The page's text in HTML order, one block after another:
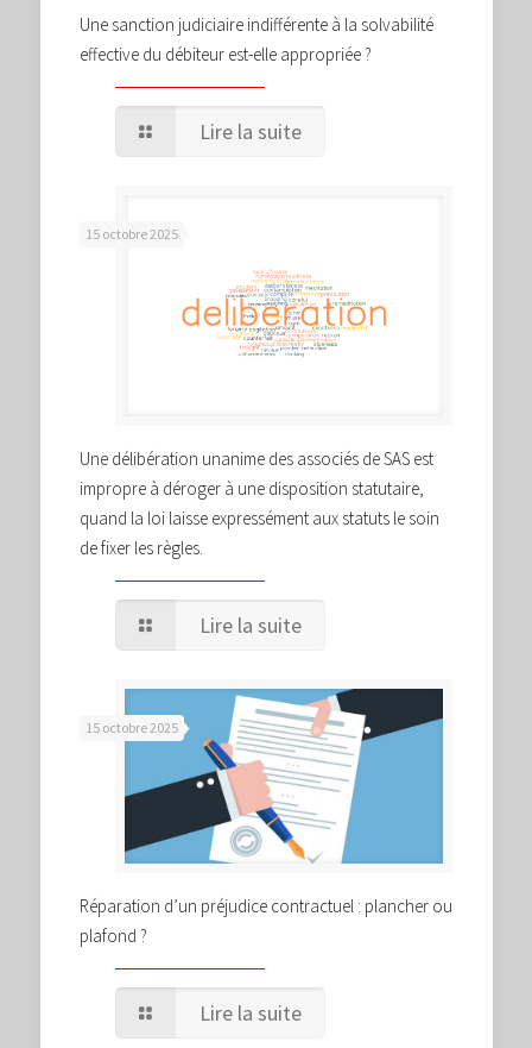
Une sanction judiciaire indifférente à la solvabilité
effective du débiteur est-elle appropriée ?
Lire la suite
15 octobre 2025
Une délibération unanime des associés de SAS est
impropre à déroger à une disposition statutaire,
quand la loi laisse expressément aux statuts le soin
de fixer les règles.
Lire la suite
15 octobre 2025
Réparation d’un préjudice contractuel : plancher ou
plafond ?
Lire la suite